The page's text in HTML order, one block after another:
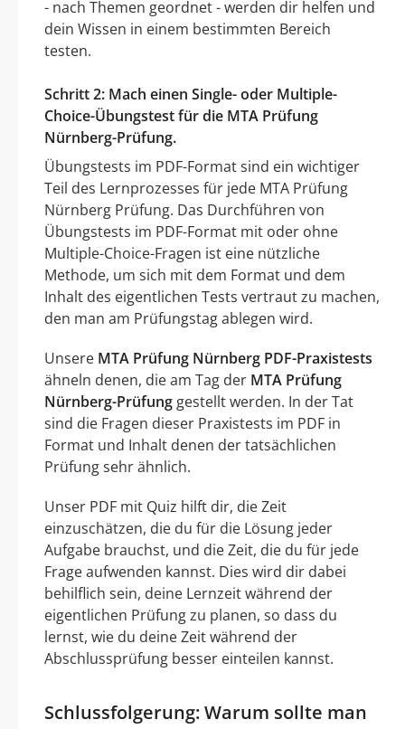
- nach Themen geordnet - werden dir helfen und
dein Wissen in einem bestimmten Bereich
testen.
Schritt 2: Mach einen Single- oder Multiple-
Choice-Übungstest für die MTA Prüfung
Nürnberg-Prüfung.
Übungstests im PDF-Format sind ein wichtiger
Teil des Lernprozesses für jede MTA Prüfung
Nürnberg Prüfung. Das Durchführen von
Übungstests im PDF-Format mit oder ohne
Multiple-Choice-Fragen ist eine nützliche
Methode, um sich mit dem Format und dem
Inhalt des eigentlichen Tests vertraut zu machen,
den man am Prüfungstag ablegen wird.
Unsere MTA Prüfung Nürnberg PDF-Praxistests
ähneln denen, die am Tag der MTA Prüfung
Nürnberg-Prüfung gestellt werden. In der Tat
sind die Fragen dieser Praxistests im PDF in
Format und Inhalt denen der tatsächlichen
Prüfung sehr ähnlich.
Unser PDF mit Quiz hilft dir, die Zeit
einzuschätzen, die du für die Lösung jeder
Aufgabe brauchst, und die Zeit, die du für jede
Frage aufwenden kannst. Dies wird dir dabei
behilflich sein, deine Lernzeit während der
eigentlichen Prüfung zu planen, so dass du
lernst, wie du deine Zeit während der
Abschlussprüfung besser einteilen kannst.
Schlussfolgerung: Warum sollte man